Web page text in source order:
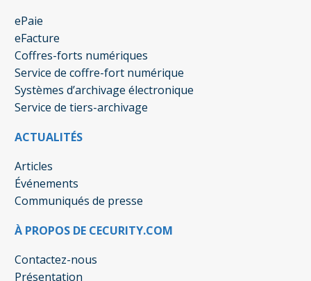
ePaie
eFacture
Coffres-forts numériques
Service de coffre-fort numérique
Systèmes d’archivage électronique
Service de tiers-archivage
ACTUALITÉS
Articles
Événements
Communiqués de presse
À PROPOS DE CECURITY.COM
Contactez-nous
Présentation